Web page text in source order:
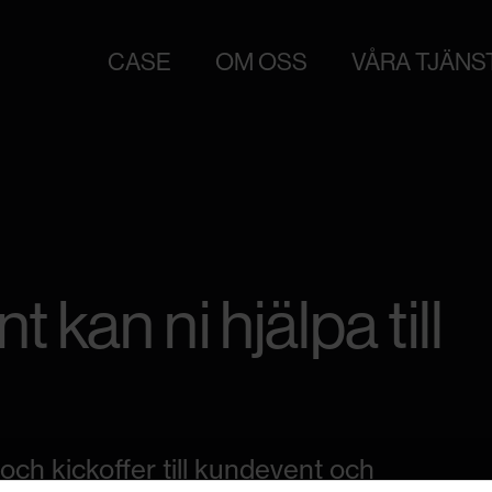
CASE OM OSS VÅRA
kan ni hjälpa till
kickoffer till kundevent och